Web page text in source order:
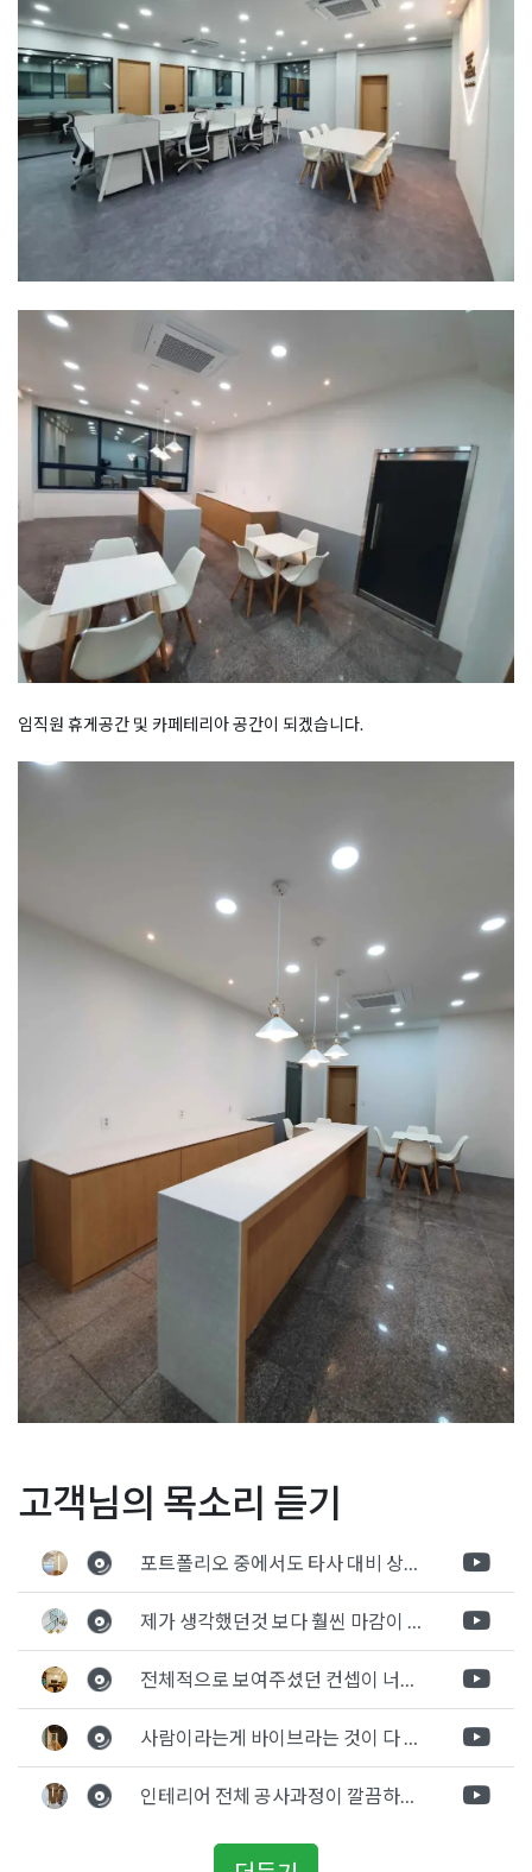
임직원 휴게공간 및 카페테리아 공간이 되겠습니다.
무실인테리어 ,70평사무실인테리어, 동탄사무실인테리어
3d,사무실공사 사무실기술자 사무실디자인
무실레이아웃디자인 ,사무실인테리어,사무실작업자
사무실카페
테리아
서평택사무실인테리어 ,수원사무실인테리어
안산사무실
인테리어 ,안양사무실인테리어 ,영통사무실인테리어
오산사무실
인테리어 ,오산인테리어 평택사무실공사,평택사무실인테리어
택인테리어, 평택회사인테리어 향남사무실인테리어
화성사무실
인테리어,화성인테리어,회사인테리어
글
색
아트월 파사드 사무실인테
리어 입구 디자인 연출제안
10평 15평 소형사무실인테
리어 강남서초 현장마감
고객님의 목소리 듣기
포트폴리오 중에서도 타사 대비 상세하게 진행되는것 같다는 느낌을 많이 받았습니다. 시공 기반과 디자인기반의 인테리어 회사의 차이점을 알게되었는데 인테리어 디자인 기반의 회사와의 컨텍이 굉장히 만족스러웠습니다.
제가 생각했던것 보다 훨씬 마감이 멋있게 잘 나왔습니다. 바닥 이라던지 벽지색상 그리고 통유리로 추천 해주신것도 참 좋았습니다. 916의 노하우를 잘 살려서 공사는 잘 마무리 된것 같습니다.
전체적으로 보여주셨던 컨셉이 너무 마음에 들었고 실장님께서 개인적으로 만족감 있는 공사를 하고 있다는 느낌이 좋았습니다.
사람이라는게 바이브라는 것이 다 있고 뽐어져 나오는 에너지가 있다고 생각을 합니다. 사람이 가장중요하기 때문에 처음 만났을때 실장님의 에너지가 좋았고 첫인상으로 업체를 선정하게 되었습니다.
인테리어 전체 공사과정이 깔끔하게 진행이 되었고 공사 후 A/S도 빠르게 충실하게 진행을 해주셨습니다.